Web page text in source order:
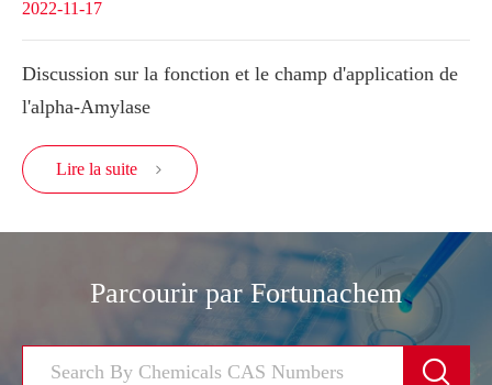
2022-11-17
Discussion sur la fonction et le champ d'application de
l'alpha-Amylase
Lire la suite 
Parcourir par Fortunachem
